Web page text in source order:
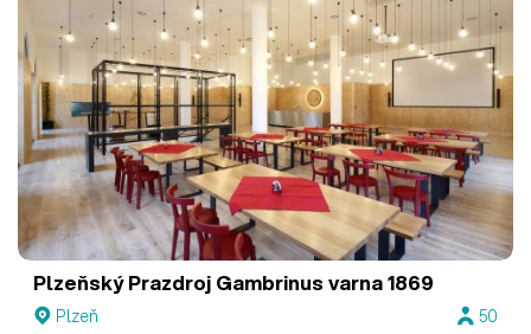
Plzeňský Prazdroj Gambrinus varna 1869
Plzeň
50